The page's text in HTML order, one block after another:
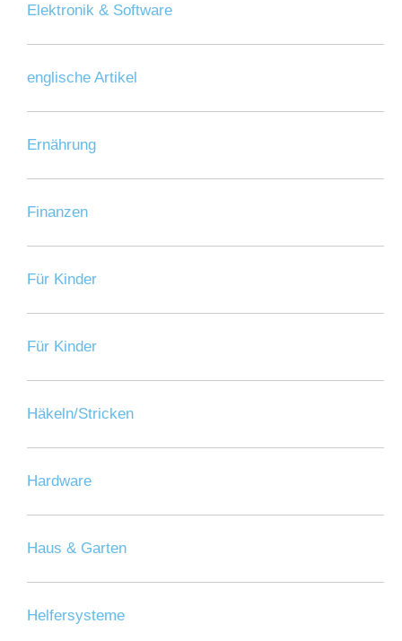
Elektronik & Software
englische Artikel
Ernährung
Finanzen
Für Kinder
Für Kinder
Häkeln/Stricken
Hardware
Haus & Garten
Helfersysteme